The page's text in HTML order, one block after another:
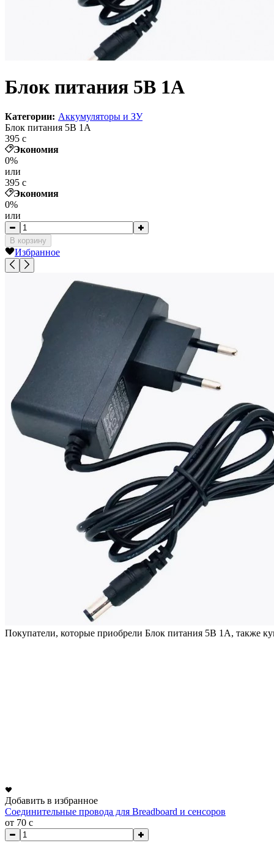
Блок питания 5В 1А
Категории: Аккумуляторы и ЗУ
Блок питания 5В 1А
395 c
Экономия
0%
или
395 c
Экономия
0%
или
В корзину
Избранное
Покупатели, которые приобрели Блок питания 5В 1А, также
Добавить в избранное
Соединительные провода для Breadboard и сенсоров
от 70 c